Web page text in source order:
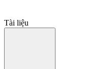
Tài liệu